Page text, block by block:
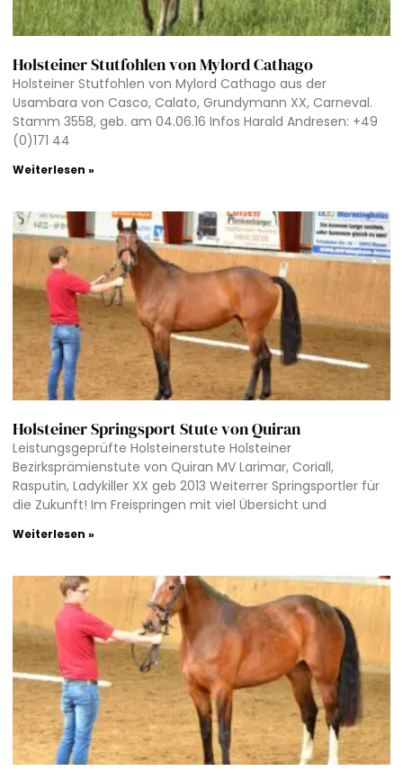
Holsteiner Stutfohlen von Mylord Cathago
Holsteiner Stutfohlen von Mylord Cathago aus der
Usambara von Casco, Calato, Grundymann XX, Carneval.
Stamm 3558, geb. am 04.06.16 Infos Harald Andresen: +49
(0)171 44
Weiterlesen »
Holsteiner Springsport Stute von Quiran
Leistungsgeprüfte Holsteinerstute Holsteiner
Bezirksprämienstute von Quiran MV Larimar, Coriall,
Rasputin, Ladykiller XX geb 2013 Weiterrer Springsportler für
die Zukunft! Im Freispringen mit viel Übersicht und
Weiterlesen »